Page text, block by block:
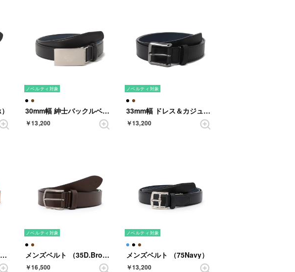
ノベルティ対象
30mm幅 紳士バックルベルト （BLACK）
￥13,200
ノベルティ対象
33mm幅 ドレス＆カジュアルベルト （BLACK）
￥13,200
メンズベルト （30Brown）
ノベルティ対象
メンズベルト （35D.Brown）
￥16,500
ノベルティ対象
メンズベルト （75Navy）
￥13,200